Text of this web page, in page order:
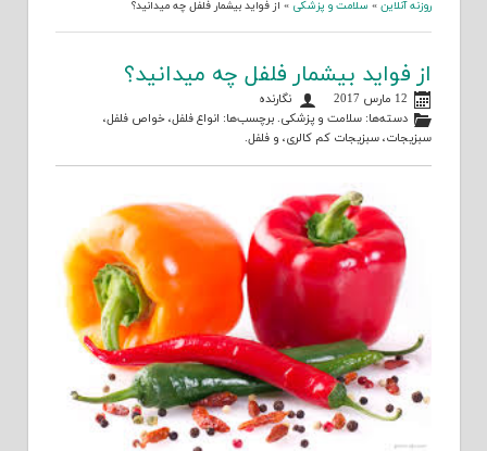
روزنه آنلاین » سلامت و پزشکی » از فواید بیشمار فلفل چه میدانید؟
از فواید بیشمار فلفل چه میدانید؟
12 مارس 2017
نگارنده
دسته‌ها:سلامت و پزشکی. برچسب‌ها: انواع فلفل،خواص فلفل،
سبزیجات، سبزیجات کم کالری، و فلفل.